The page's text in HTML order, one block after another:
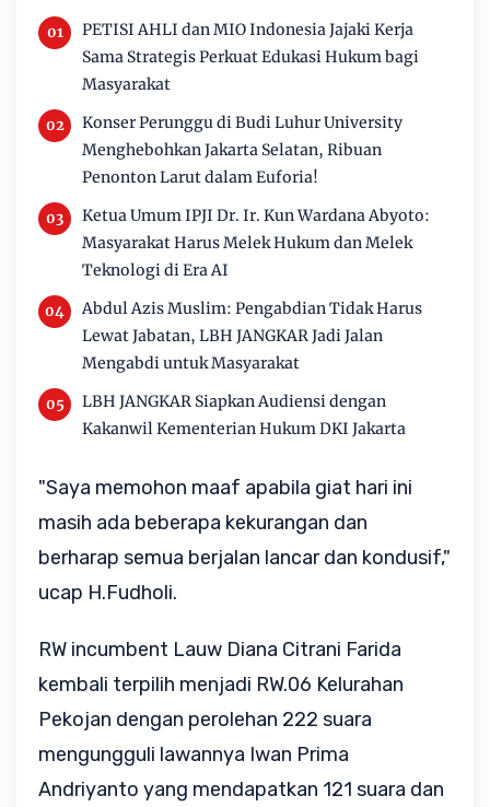
PETISI AHLI dan MIO Indonesia Jajaki Kerja
Sama Strategis Perkuat Edukasi Hukum bagi
Masyarakat
Konser Perunggu di Budi Luhur University
Menghebohkan Jakarta Selatan, Ribuan
Penonton Larut dalam Euforia!
Ketua Umum IPJI Dr. Ir. Kun Wardana Abyoto:
Masyarakat Harus Melek Hukum dan Melek
Teknologi di Era AI
Abdul Azis Muslim: Pengabdian Tidak Harus
Lewat Jabatan, LBH JANGKAR Jadi Jalan
Mengabdi untuk Masyarakat
LBH JANGKAR Siapkan Audiensi dengan
Kakanwil Kementerian Hukum DKI Jakarta
"Saya memohon maaf apabila giat hari ini
masih ada beberapa kekurangan dan
berharap semua berjalan lancar dan kondusif,"
ucap H.Fudholi.
RW incumbent Lauw Diana Citrani Farida
kembali terpilih menjadi RW.06 Kelurahan
Pekojan dengan perolehan 222 suara
mengungguli lawannya Iwan Prima
Andriyanto yang mendapatkan 121 suara dan